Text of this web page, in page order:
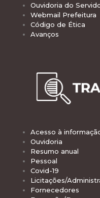
Ouvidoria do
Webmail Prefeitura
Código de Ética
Avanços
Acesso à
Ouvidoria
Resumo anual
Pessoal
Covid-19
Licitações/
Fornecedores